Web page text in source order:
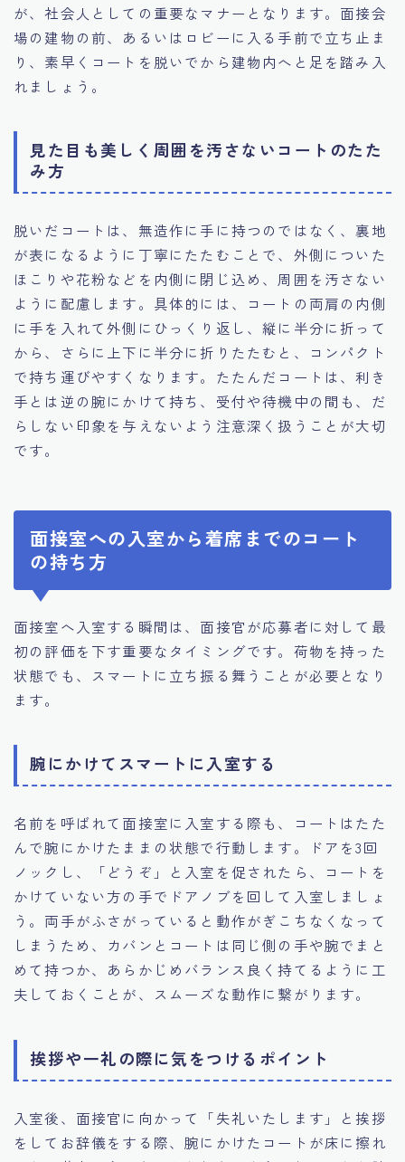
が、社会人としての重要なマナーとなります。面接会
場の建物の前、あるいはロビーに入る手前で立ち止ま
り、素早くコートを脱いでから建物内へと足を踏み入
れましょう。
見た目も美しく周囲を汚さないコートのたた
み方
脱いだコートは、無造作に手に持つのではなく、裏地
が表になるように丁寧にたたむことで、外側についた
ほこりや花粉などを内側に閉じ込め、周囲を汚さない
ように配慮します。具体的には、コートの両肩の内側
に手を入れて外側にひっくり返し、縦に半分に折って
から、さらに上下に半分に折りたたむと、コンパクト
で持ち運びやすくなります。たたんだコートは、利き
手とは逆の腕にかけて持ち、受付や待機中の間も、だ
らしない印象を与えないよう注意深く扱うことが大切
です。
面接室への入室から着席までのコート
の持ち方
面接室へ入室する瞬間は、面接官が応募者に対して最
初の評価を下す重要なタイミングです。荷物を持った
状態でも、スマートに立ち振る舞うことが必要となり
ます。
腕にかけてスマートに入室する
名前を呼ばれて面接室に入室する際も、コートはたた
んで腕にかけたままの状態で行動します。ドアを3回
ノックし、「どうぞ」と入室を促されたら、コートを
かけていない方の手でドアノブを回して入室しましょ
う。両手がふさがっていると動作がぎこちなくなって
しまうため、カバンとコートは同じ側の手や腕でまと
めて持つか、あらかじめバランス良く持てるように工
夫しておくことが、スムーズな動作に繋がります。
挨拶や一礼の際に気をつけるポイント
入室後、面接官に向かって「失礼いたします」と挨拶
をしてお辞儀をする際、腕にかけたコートが床に擦れ